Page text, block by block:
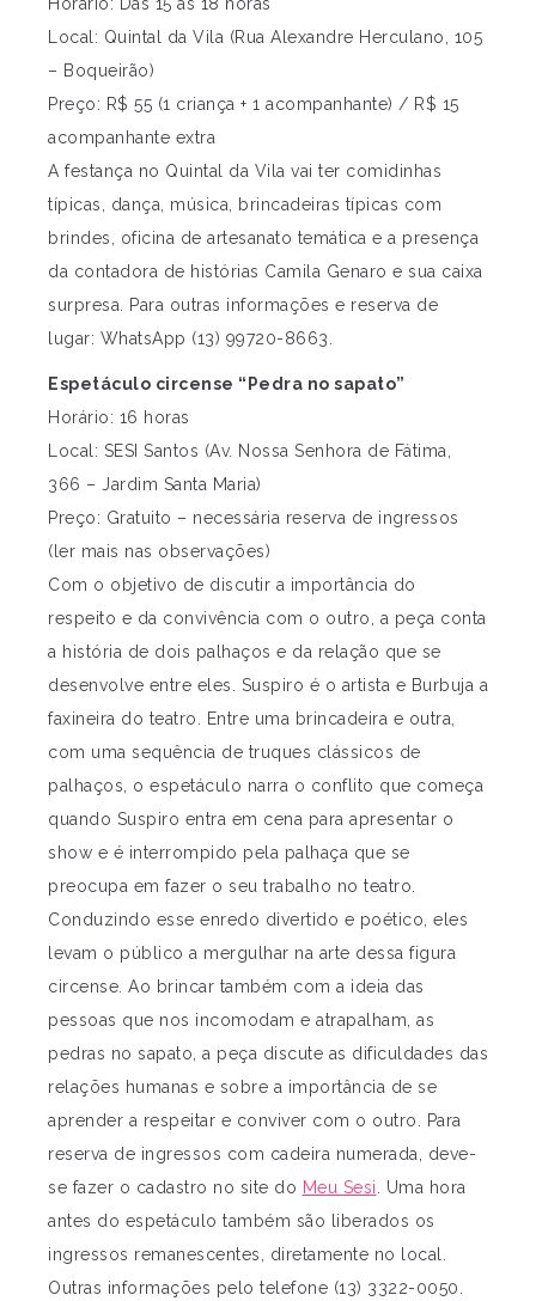
Local: Quintal da Vila (Rua Alexandre Herculano, 105
– Boqueirão)
Preço: R$ 55 (1 criança + 1 acompanhante) / R$ 15
acompanhante extra
A festança no Quintal da Vila vai ter comidinhas
típicas, dança, música, brincadeiras típicas com
brindes, oficina de artesanato temática e a presença
da contadora de histórias Camila Genaro e sua caixa
surpresa. Para outras informações e reserva de
lugar: WhatsApp (13) 99720-8663.
Espetáculo circense “Pedra no sapato”
Horário: 16 horas
Local: SESI Santos (Av. Nossa Senhora de Fátima,
366 – Jardim Santa Maria)
Preço: Gratuito – necessária reserva de ingressos
(ler mais nas observações)
Com o objetivo de discutir a importância do
respeito e da convivência com o outro, a peça conta
a história de dois palhaços e da relação que se
desenvolve entre eles. Suspiro é o artista e Burbuja a
faxineira do teatro. Entre uma brincadeira e outra,
com uma sequência de truques clássicos de
palhaços, o espetáculo narra o conflito que começa
quando Suspiro entra em cena para apresentar o
show e é interrompido pela palhaça que se
preocupa em fazer o seu trabalho no teatro.
Conduzindo esse enredo divertido e poético, eles
levam o público a mergulhar na arte dessa figura
circense. Ao brincar também com a ideia das
pessoas que nos incomodam e atrapalham, as
pedras no sapato, a peça discute as dificuldades das
relações humanas e sobre a importância de se
aprender a respeitar e conviver com o outro. Para
reserva de ingressos com cadeira numerada, deve-
se fazer o cadastro no site do Meu Sesi . Uma hora
antes do espetáculo também são liberados os
ingressos remanescentes, diretamente no local.
Outras informações pelo telefone (13) 3322-0050.